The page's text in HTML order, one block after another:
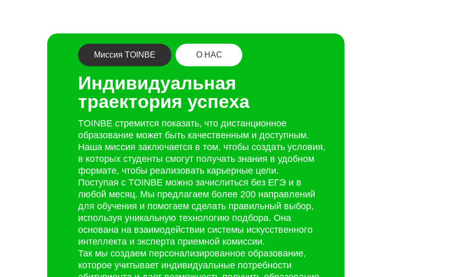
Миссия TOINBE О НАС
TOINBE стремится показать, что дистанционное
образование может быть качественным и доступным.
Наша миссия заключается в том, чтобы создать условия,
в которых студенты смогут получать знания в удобном
формате, чтобы реализовать карьерные цели.
Поступая с TOINBE можно зачислиться без ЕГЭ и в
любой месяц. Мы предлагаем более 200 направлений
для обучения и помогаем сделать правильный выбор,
используя уникальную технологию подбора. Она
основана на взаимодействии системы искусственного
интеллекта и эксперта приемной комиссии.
Так мы создаем персонализированное образование,
которое учитывает индивидуальные потребности
Индивидуальная
траектория успеха
Step: